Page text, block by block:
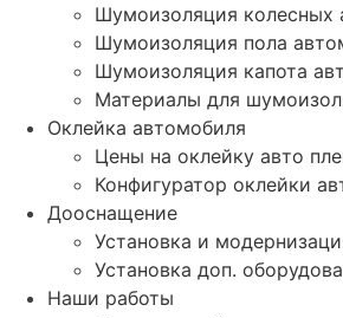
Шумоизоляция колесных
Шумоизоляция пола
Шумоизоляция капота
Материалы для
Оклейка автомобиля
Цены на оклейку авто
Конфигуратор оклейки
Дооснащение
Установка и
Установка доп.
Наши работы